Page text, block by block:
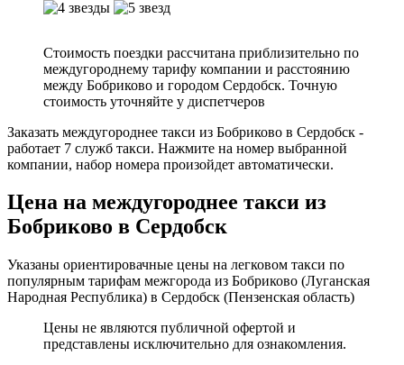
Стоимость поездки рассчитана приблизительно по
междугороднему тарифу компании и расстоянию
между Бобриково и городом Сердобск. Точную
стоимость уточняйте у диспетчеров
Заказать междугороднее такси из Бобриково в Сердобск -
работает 7 служб такси. Нажмите на номер выбранной
компании, набор номера произойдет автоматически.
Цена на междугороднее такси из
Бобриково в Сердобск
Указаны ориентировачные цены на легковом такси по
популярным тарифам межгорода из Бобриково (Луганская
Народная Республика) в Сердобск (Пензенская область)
Цены не являются публичной офертой и
представлены исключительно для ознакомления.